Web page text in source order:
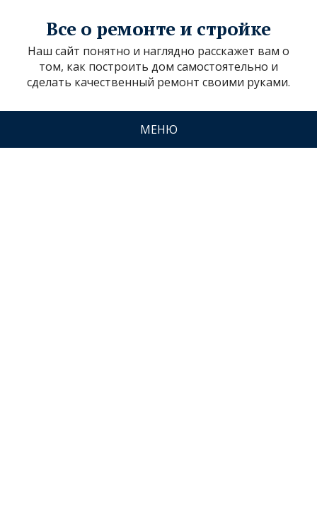
Все о ремонте и стройке
Наш сайт понятно и наглядно расскажет вам о
том, как построить дом самостоятельно и
сделать качественный ремонт своими руками.
МЕНЮ